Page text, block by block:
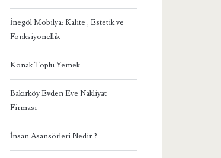
İnegöl Mobilya: Kalite , Estetik ve
Fonksiyonellik
Konak Toplu Yemek
Bakırköy Evden Eve Nakliyat
Firması
İnsan Asansörleri Nedir ?